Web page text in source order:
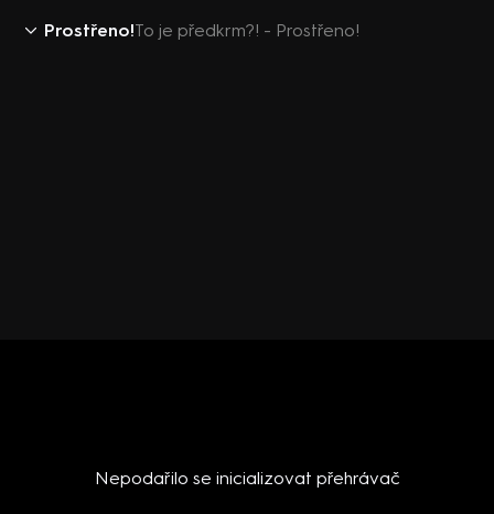
Prostřeno!To je předkrm?! - Prostřeno!
Nepodařilo se inicializovat přehrávač